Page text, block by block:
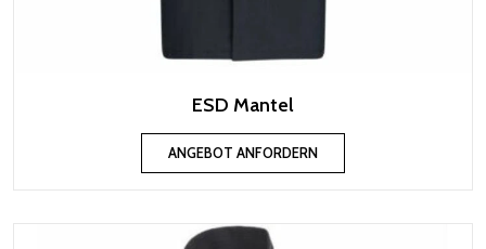
ESD Mantel
ANGEBOT ANFORDERN